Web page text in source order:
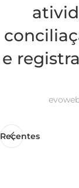
e
Recentes